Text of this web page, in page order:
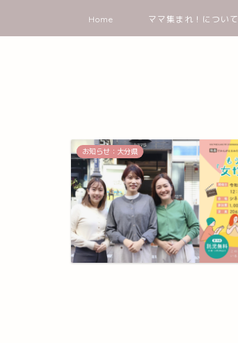
Home ママ集まれ！について
お知らせ：大分県